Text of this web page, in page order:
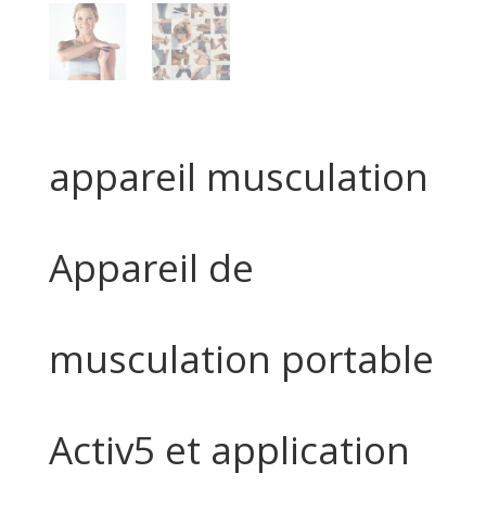
appareil musculation
Appareil de
musculation portable
Activ5 et application